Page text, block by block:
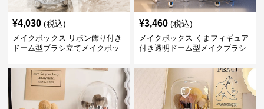
¥4,030 (税込)
メイクボックス リボン飾り付き
ドーム型ブラシ立てメイクボッ
¥3,460 (税込)
メイクボックス くまフィギュア
付き透明ドーム型メイクブラシ